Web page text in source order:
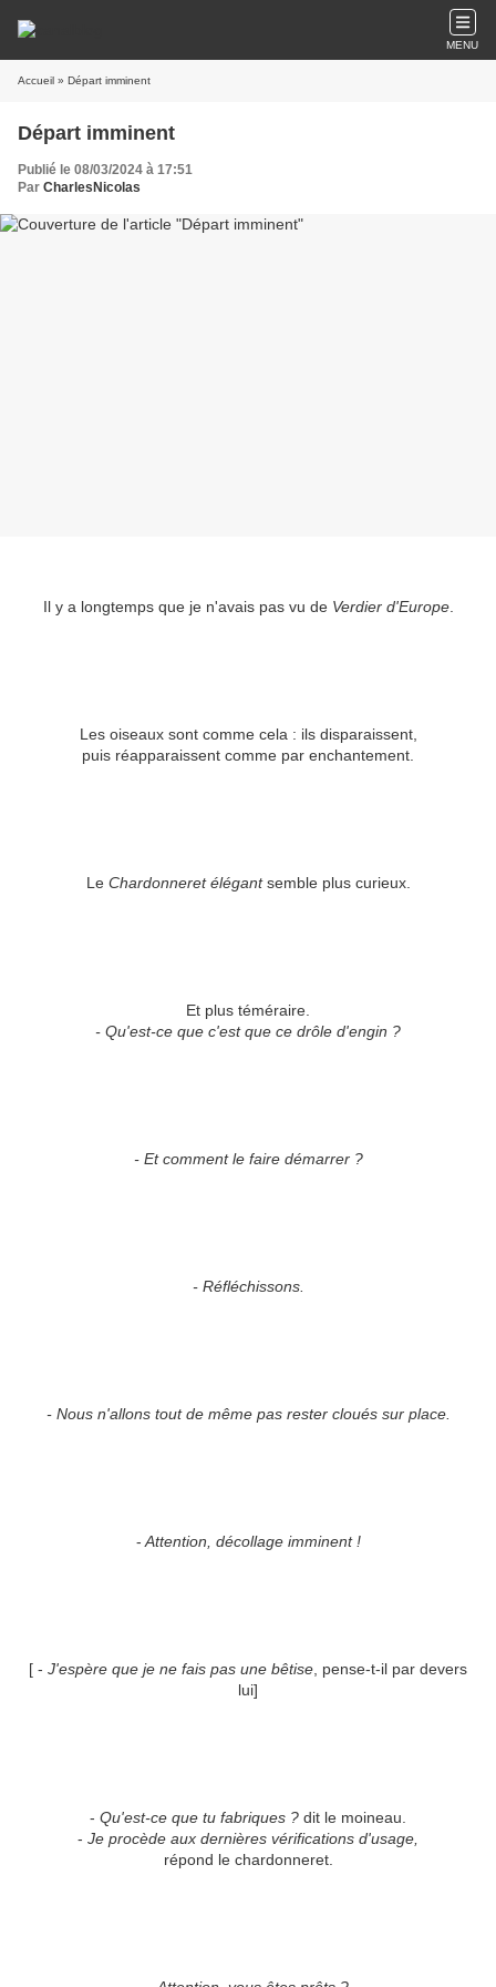
MENU
Accueil » Départ imminent
Départ imminent
Publié le 08/03/2024 à 17:51
Par CharlesNicolas
Il y a longtemps que je n'avais pas vu de Verdier d'Europe.
Les oiseaux sont comme cela : ils disparaissent,
puis réapparaissent comme par enchantement.
Le Chardonneret élégantsemble plus curieux.
Et plus téméraire.
- Qu'est-ce que c'est que ce drôle d'engin ?
- Et comment le faire démarrer ?
- Réfléchissons.
- Nous n'allons tout de même pas rester cloués sur place.
- Attention, décollage imminent !
[ - J'espère que je ne fais pas une bêtise , pense-t-il par devers
lui]
- Qu'est-ce que tu fabriques ? dit le moineau.
- Je procède aux dernières vérifications d'usage,
répond le chardonneret.